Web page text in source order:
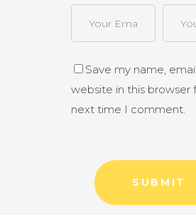
Save my name,
website in this browser
next time I comment.